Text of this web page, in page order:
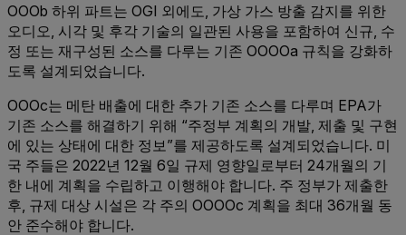
OOOb 하위 파트는 OGI 외에도, 가상 가스 방출 감지를 위한
오디오, 시각 및 후각 기술의 일관된 사용을 포함하여 신규, 수
정 또는 재구성된 소스를 다루는 기존 OOOOa 규칙을 강화하
도록 설계되었습니다.
OOOc는 메탄 배출에 대한 추가 기존 소스를 다루며 EPA가
기존 소스를 해결하기 위해 “주정부 계획의 개발, 제출 및 구현
에 있는 상태에 대한 정보”를 제공하도록 설계되었습니다. 미
국 주들은 2022년 12월 6일 규제 영향일로부터 24개월의 기
한 내에 계획을 수립하고 이행해야 합니다. 주 정부가 제출한
후, 규제 대상 시설은 각 주의 OOOOc 계획을 최대 36개월 동
안 준수해야 합니다.